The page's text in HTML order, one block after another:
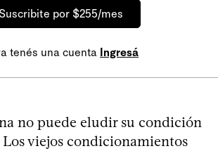
Suscribite por $255/mes
tenés una cuenta Ingresá
no puede eludir su condición
viejos condicionamientos